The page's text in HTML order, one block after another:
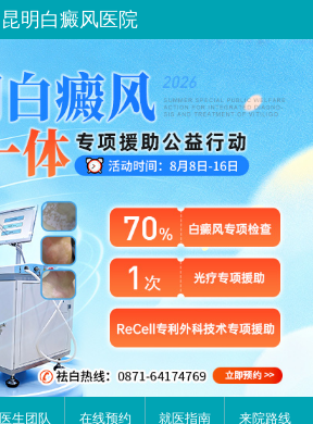
昆明白癜风医院
医生团队 在线预约 就医指南 来院路线